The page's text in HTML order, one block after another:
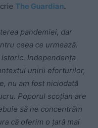
The Guardian.
pandemiei, dar
ceea ce urmează.
Independenţa
unirii eforturilor,
nu am fost niciodată
Poporul scoţian are
să ne concentrăm
că oferim o ţară mai